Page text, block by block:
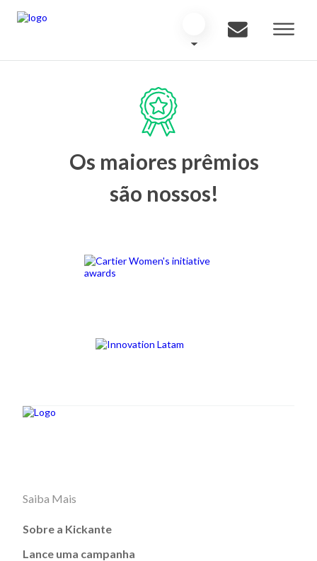
Os maiores prêmios
são nossos!
Saiba Mais
Sobre a Kickante
Lance uma campanha